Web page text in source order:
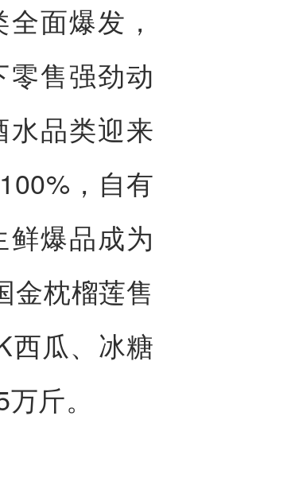
面爆发，
售强劲动
品类迎来
，自有
爆品成为
金枕榴莲售
西瓜、冰糖
斤。